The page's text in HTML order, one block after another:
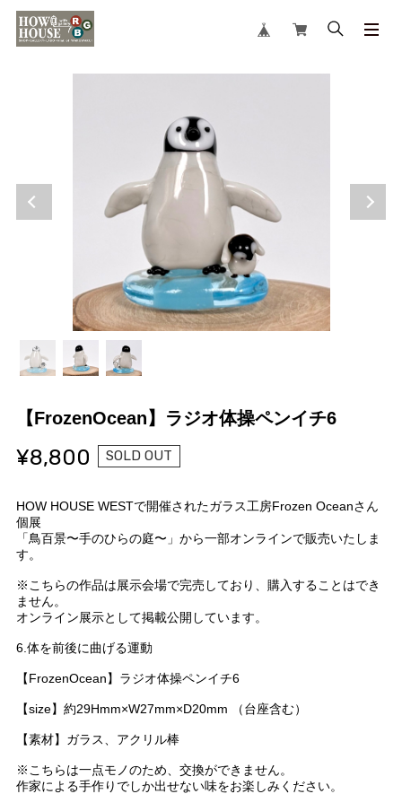
【FrozenOcean】ラジオ体操ペンイチ6
¥8,800 SOLD OUT
HOW HOUSE WESTで開催されたガラス工房Frozen Oceanさん
個展
「鳥百景〜手のひらの庭〜」から一部オンラインで販売いたしま
す。
※こちらの作品は展示会場で完売しており、購入することはでき
ません。
オンライン展示として掲載公開しています。
6.体を前後に曲げる運動
【FrozenOcean】ラジオ体操ペンイチ6
【size】約29Hmm×W27mm×D20mm （台座含む）
【素材】ガラス、アクリル棒
※こちらは一点モノのため、交換ができません。
作家による手作りでしか出せない味をお楽しみください。